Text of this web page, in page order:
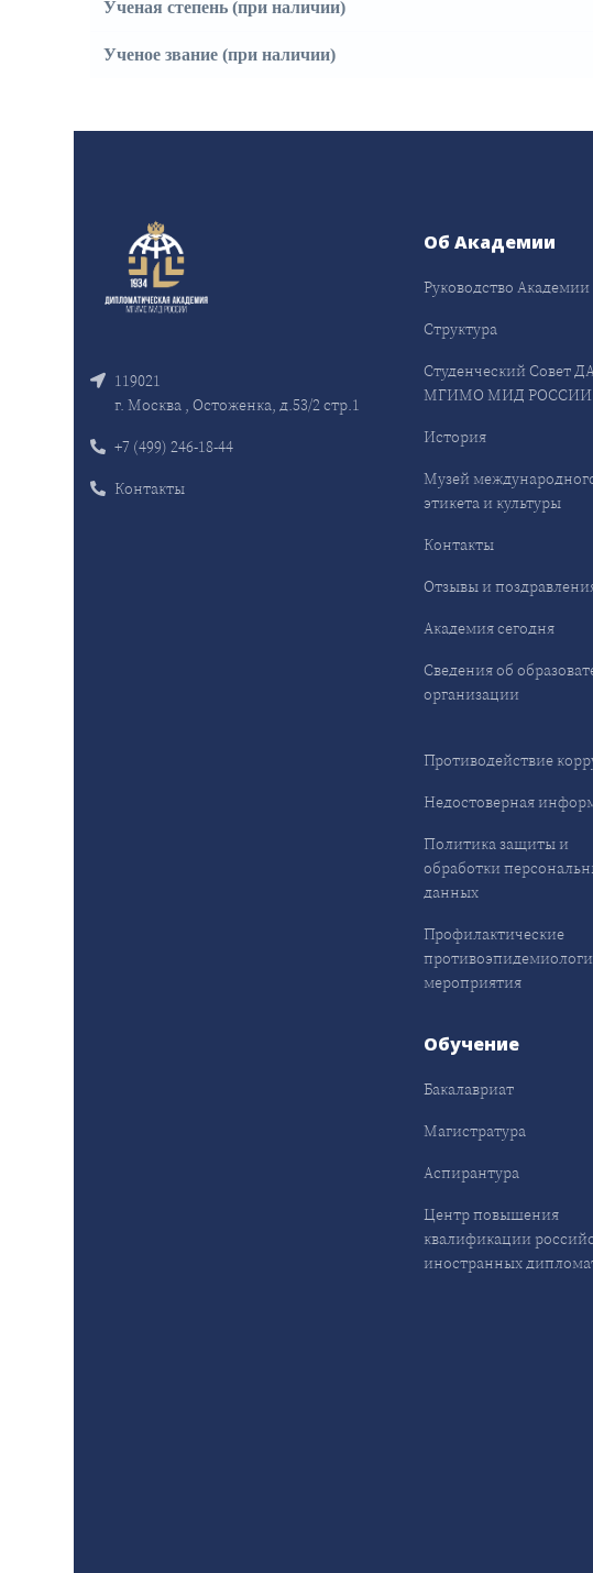
Ученая степень (при наличии)
Ученое звание (при наличии)
119021
г. Москва , Остоженка, д.53/2 стр.1
+7 (499) 246-18-44
Контакты
Об Академии
Руководство Академии
Структура
Студенческий Совет
МГИМО МИД РОССИИ
История
Музей
этикета и культуры
Контакты
Отзывы и
Академия сегодня
Сведения об
организации
Противодействие
Недостоверная
Политика защиты и
обработки
данных
Профилактические
мероприятия
Обучение
Бакалавриат
Магистратура
Аспирантура
Центр повышения
квалификации
иностранных